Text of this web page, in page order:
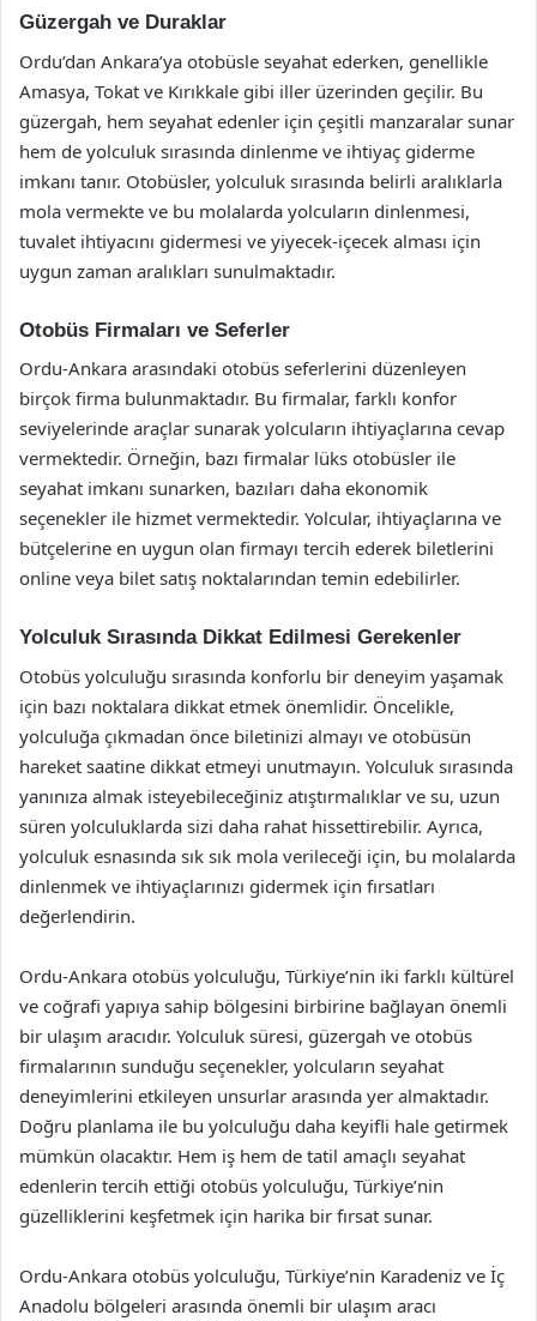
Güzergah ve Duraklar
Ordu’dan Ankara’ya otobüsle seyahat ederken, genellikle
Amasya, Tokat ve Kırıkkale gibi iller üzerinden geçilir. Bu
güzergah, hem seyahat edenler için çeşitli manzaralar sunar
hem de yolculuk sırasında dinlenme ve ihtiyaç giderme
imkanı tanır. Otobüsler, yolculuk sırasında belirli aralıklarla
mola vermekte ve bu molalarda yolcuların dinlenmesi,
tuvalet ihtiyacını gidermesi ve yiyecek-içecek alması için
uygun zaman aralıkları sunulmaktadır.
Otobüs Firmaları ve Seferler
Ordu-Ankara arasındaki otobüs seferlerini düzenleyen
birçok firma bulunmaktadır. Bu firmalar, farklı konfor
seviyelerinde araçlar sunarak yolcuların ihtiyaçlarına cevap
vermektedir. Örneğin, bazı firmalar lüks otobüsler ile
seyahat imkanı sunarken, bazıları daha ekonomik
seçenekler ile hizmet vermektedir. Yolcular, ihtiyaçlarına ve
bütçelerine en uygun olan firmayı tercih ederek biletlerini
online veya bilet satış noktalarından temin edebilirler.
Yolculuk Sırasında Dikkat Edilmesi Gerekenler
Otobüs yolculuğu sırasında konforlu bir deneyim yaşamak
için bazı noktalara dikkat etmek önemlidir. Öncelikle,
yolculuğa çıkmadan önce biletinizi almayı ve otobüsün
hareket saatine dikkat etmeyi unutmayın. Yolculuk sırasında
yanınıza almak isteyebileceğiniz atıştırmalıklar ve su, uzun
süren yolculuklarda sizi daha rahat hissettirebilir. Ayrıca,
yolculuk esnasında sık sık mola verileceği için, bu molalarda
dinlenmek ve ihtiyaçlarınızı gidermek için fırsatları
değerlendirin.
Ordu-Ankara otobüs yolculuğu, Türkiye’nin iki farklı kültürel
ve coğrafi yapıya sahip bölgesini birbirine bağlayan önemli
bir ulaşım aracıdır. Yolculuk süresi, güzergah ve otobüs
firmalarının sunduğu seçenekler, yolcuların seyahat
deneyimlerini etkileyen unsurlar arasında yer almaktadır.
Doğru planlama ile bu yolculuğu daha keyifli hale getirmek
mümkün olacaktır. Hem iş hem de tatil amaçlı seyahat
edenlerin tercih ettiği otobüs yolculuğu, Türkiye’nin
güzelliklerini keşfetmek için harika bir fırsat sunar.
Ordu-Ankara otobüs yolculuğu, Türkiye’nin Karadeniz ve İç
Anadolu bölgeleri arasında önemli bir ulaşım aracı